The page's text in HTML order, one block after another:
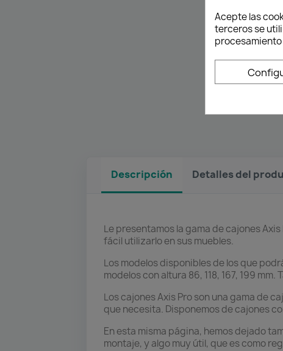
Descripción Detalles del
Le presentamos la gama de cajones
fácil utilizarlo en sus muebles.
Los modelos disponibles de los que
modelos con altura 86, 118, 167, 199
Los cajones Axis Pro son una gama de
que necesita. Disponemos de cajones
En esta misma página, hemos dejado
montaje, y algo muy útil, que es como
Acepte las
terceros se